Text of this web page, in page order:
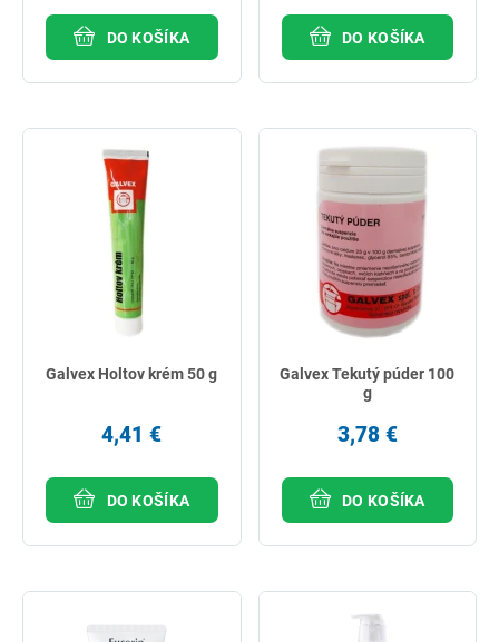
DO KOŠÍKA DO KOŠÍKA
Galvex Holtov krém 50 g
4,41 €
DO KOŠÍKA
Galvex Tekutý púder 100
g
3,78 €
DO KOŠÍKA